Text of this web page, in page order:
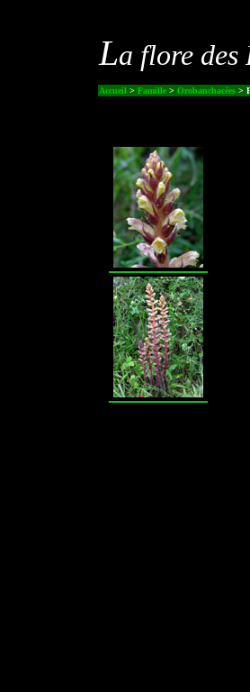
La flore des
Accueil > Famille> Orobanchacées>